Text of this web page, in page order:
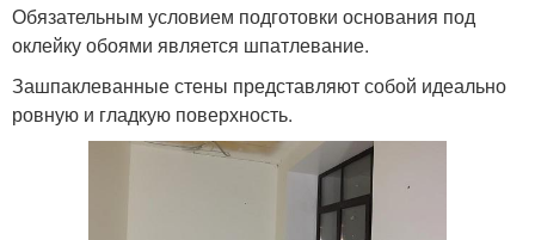
Обязательным условием подготовки основания под
оклейку обоями является шпатлевание.
Зашпаклеванные стены представляют собой идеально
ровную и гладкую поверхность.